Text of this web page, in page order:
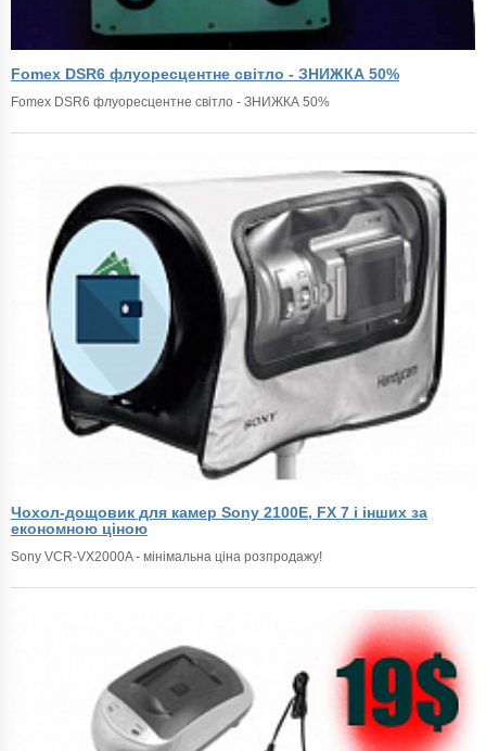
Fomex DSR6 флуоресцентне світло - ЗНИЖКА 50%
Fomex DSR6 флуоресцентне світло - ЗНИЖКА 50%
Чохол-дощовик для камер Sony 2100E, FX 7 і інших за
економною ціною
Sony VCR-VX2000A - мінімальна ціна розпродажу!